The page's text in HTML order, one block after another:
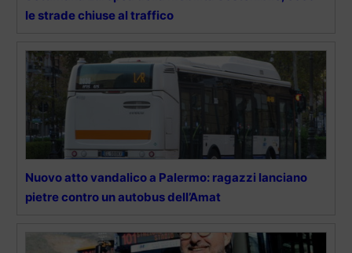
le strade chiuse al traffico
Nuovo atto vandalico a Palermo: ragazzi lanciano
pietre contro un autobus dell’Amat